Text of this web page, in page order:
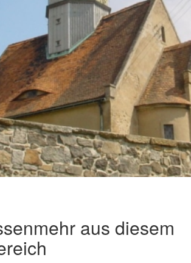
mehr aus diesem